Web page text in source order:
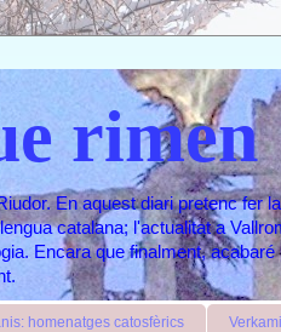
rimen
En aquest diari pretenc fer
catalana; l'actualitat a
Encara que finalment,
homenatges catosfèrics